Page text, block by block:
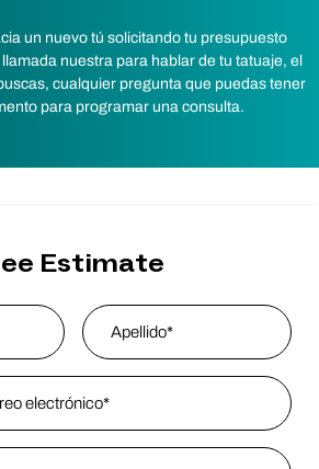
un nuevo tú solicitando tu presupuesto
nuestra para hablar de tu tatuaje, el
cualquier pregunta que puedas tener
para programar una consulta.
Estimate